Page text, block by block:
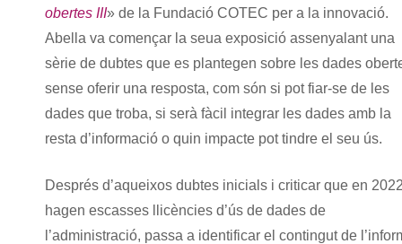
obertes III» de la Fundació COTEC per a la innovació.
Abella va començar la seua exposició assenyalant una
sèrie de dubtes que es plantegen sobre les dades
sense oferir una resposta, com són si pot fiar-se de les
dades que troba, si serà fàcil integrar les dades amb la
resta d’informació o quin impacte pot tindre el seu ús.
Després d’aqueixos dubtes inicials i criticar que en
hagen escasses llicències d’ús de dades de
l’administració, passa a identificar el contingut de